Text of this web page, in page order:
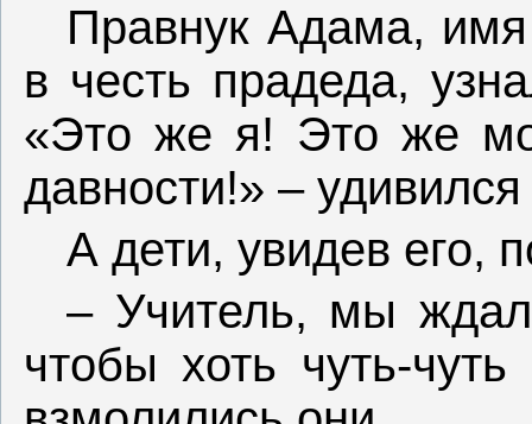
Правнук Адама,
в честь прадеда,
«Это же я! Это же
давности!» –
А дети, увидев его,
– Учитель, мы
чтобы хоть чуть-